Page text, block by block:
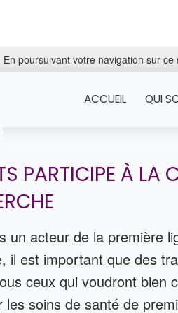
En poursuivant votre navigation sur
ACCUEIL QUI
PARTICIPE À LA
un acteur de la première
il est important que des
ceux qui voudront bien
les soins de santé de